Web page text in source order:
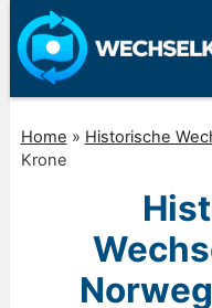
Home » Historische
Krone